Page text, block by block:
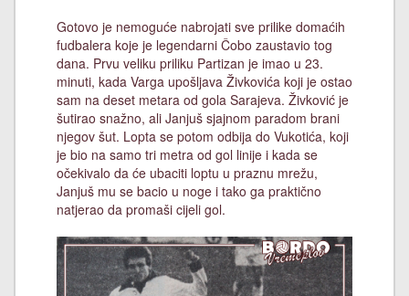
Gotovo je nemoguće nabrojati sve prilike domaćih
fudbalera koje je legendarni Čobo zaustavio tog
dana. Prvu veliku priliku Partizan je imao u 23.
minuti, kada Varga upošljava Živkovića koji je ostao
sam na deset metara od gola Sarajeva. Živković je
šutirao snažno, ali Janjuš sjajnom paradom brani
njegov šut. Lopta se potom odbija do Vukotića, koji
je bio na samo tri metra od gol linije i kada se
očekivalo da će ubaciti loptu u praznu mrežu,
Janjuš mu se bacio u noge i tako ga praktično
natjerao da promaši cijeli gol.